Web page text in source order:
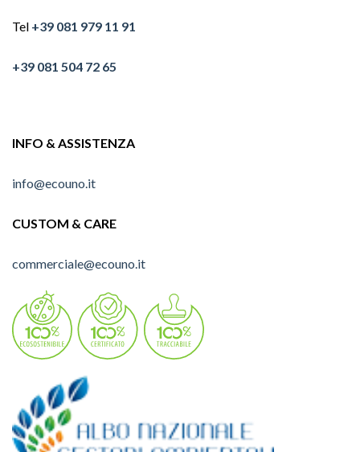
Tel +39 081 979 11 91
+39 081 504 72 65
INFO & ASSISTENZA
info@ecouno.it
CUSTOM & CARE
commerciale@ecouno.it